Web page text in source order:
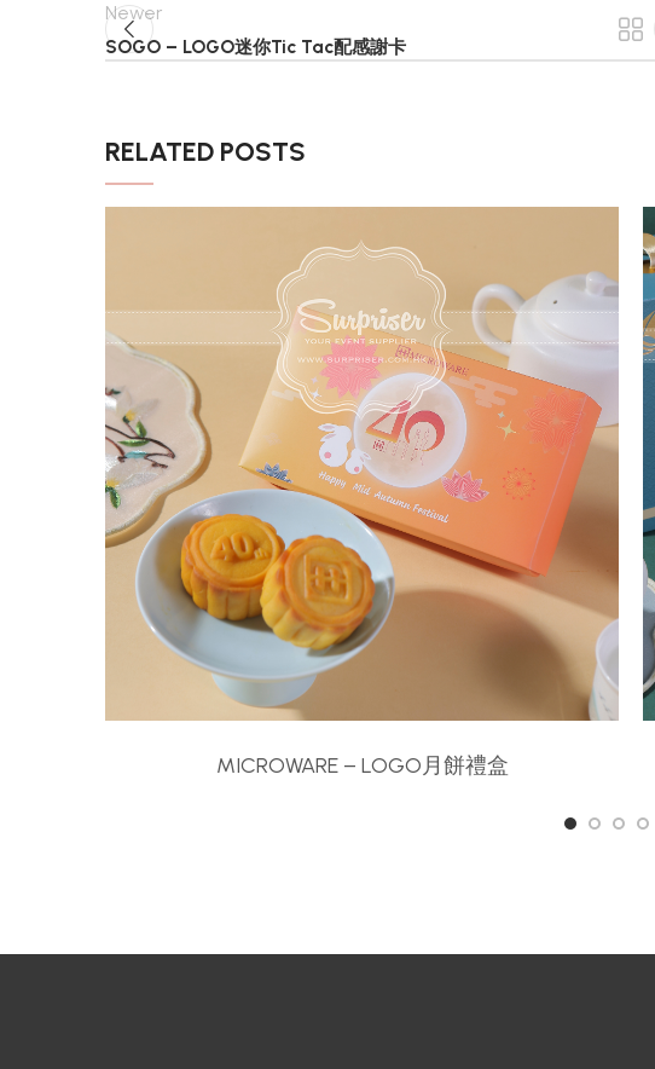
Newer
SOGO – LOGO迷你Tic Tac配感謝卡
RELATED POSTS
MICROWARE – LOGO月餅禮盒